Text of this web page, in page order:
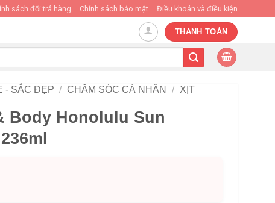
sách đổi trả hàng Chính sách bảo mật Điều khoản và điều kiện
THANH TOÁN
- SẮC ĐẸP / CHĂM SÓC CÁ NHÂN / XỊT
Body Honolulu Sun